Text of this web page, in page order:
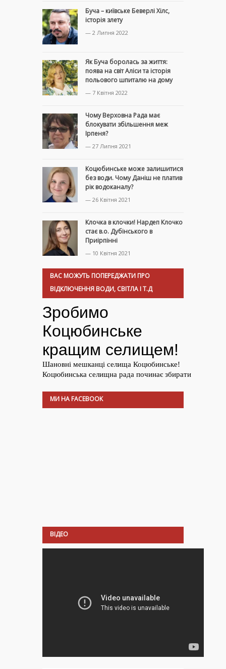
Буча – київське Беверлі Хілс,
історія злету
— 2 Липня 2022
Як Буча боролась за життя:
поява на світ Аліси та історія
польового шпиталю на дому
— 7 Квітня 2022
Чому Верховна Рада має
блокувати збільшення меж
Ірпеня?
— 27 Липня 2021
Коцюбинське може залишитися
без води. Чому Даніш не платив
рік водоканалу?
— 26 Квітня 2021
Клочка в клочки! Нардеп Клочко
стає в.о. Дубінського в
Приірпінні
— 10 Квітня 2021
ВАС МОЖУТЬ ПОПЕРЕДЖАТИ ПРО
ВІДКЛЮЧЕННЯ ВОДИ, СВІТЛА І Т.Д
МИ НА FACEBOOK
ВІДЕО